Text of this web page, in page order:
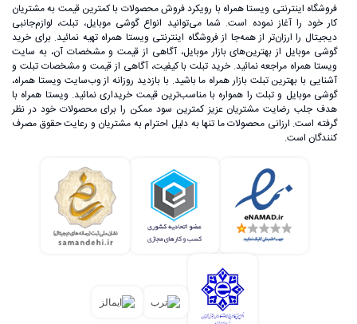
علی‌رغم اینکه گوشی‌های تلفن همراه اولیه، اندازه بسیار بزرگی
داشتند، اما ساخت یک تلفن بی‌سیم که بتوان آن را در هر زمان و
مکان استفاده کرد، خود یک اتفاق بسیار بزرگ در عرصه تکنولوژی
فروشگاه اینترنتی ویستا همراه با رویکرد فروش محصولات با کمترین قیمت به مشتریان
کار خود را آغاز نموده است. شما می‌توانید انواع گوشی موبایل، تبلت، لوازم‌جانبی
دیجیتال را ارزان‌تر از همه‌جا از فروشگاه اینترنتی ویستا همراه تهیه نمائید. برای خرید
گوشی موبایل از بهترین‌های بازار موبایل، آگاهی از قیمت و مشخصات آن، به ‌سایت
ویستا همراه مراجعه نمائید. خرید تبلت با کیفیت، آگاهی از قیمت و مشخصات تبلت و
آشنایی با بهترین تبلت بازار همراه ما باشید. با بازدید روزانه از وب‌سایت ویستا همراه،
گوشی موبایل و تبلت را همواره با مناسب‌ترین قیمت خریداری نمائید. ویستا همراه با
هدف جلب رضایت مشتریان عزیز کمترین سود ممکن را برای محصولات خود در نظر
گرفته است. ارزانی محصولات ما تنها به دلیل احترام به مشتریان و رعایت حقوق مصرف
کنندگان است.